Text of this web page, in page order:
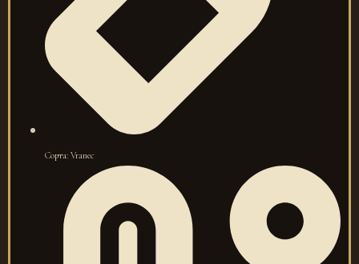
Сорта: Vranec